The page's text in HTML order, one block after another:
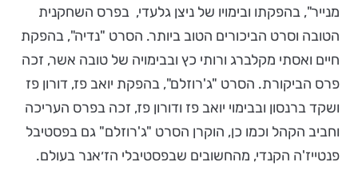
מנייר", בהפקתו ובימויו של ניצן גלעדי, בפרס השחקנית
הטובה וסרט הביכורים הטוב ביותר. הסרט "נדיה", בהפקת
חיים ואסתי מקלברג ורותי כץ ובבימויה של טובה אשר, זכה
פרס הביקורת. הסרט "ג'רוזלם", בהפקת יואב פז, דורון פז
ושקד ברנסון ובבימוי יואב פז ודורון פז, זכה בפרס העריכה
וחביב הקהל וכמו כן, הוקרן הסרט "ג'רוזלם" גם בפסטיבל
פנטייז'ה הקנדי, מהחשובים שבפסטיבלי הז׳אנר בעולם.